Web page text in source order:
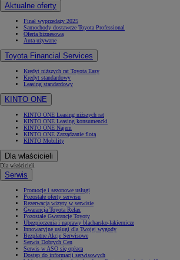
Aktualne oferty
Finał wyprzedaży 2025
Samochody dostawcze Toyota Professional
Oferta biznesowa
Auta używane
Toyota Financial Services
Kredyt niższych rat Toyota Easy
Kredyt standardowy
Leasing standardowy
KINTO ONE
KINTO ONE Leasing niższych rat
KINTO ONE Leasing konsumencki
KINTO ONE Najem
KINTO ONE Zarządzanie flotą
KINTO Mobility
Dla właścicieli
Dla właścicieli
Serwis
Promocje i sezonowe usługi
Pozostałe oferty serwisu
Rezerwacja wizyty w serwisie
Gwarancja Toyota Relax
Pozostałe Gwarancje Toyoty
Ubezpieczenia i naprawy blacharsko-lakiernicze
Innowacyjne usługi dla Twojej wygody
Bezpłatne Akcje Serwisowe
Serwis Dobrych Cen
Serwis w ASO się opłaca
Dostęp do informacji serwisowych